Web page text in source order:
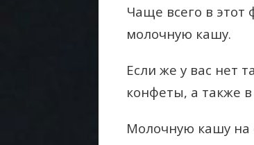
Чаще всего в этот
молочную кашу.
Если же у вас нет
конфеты, а также
Молочную кашу на